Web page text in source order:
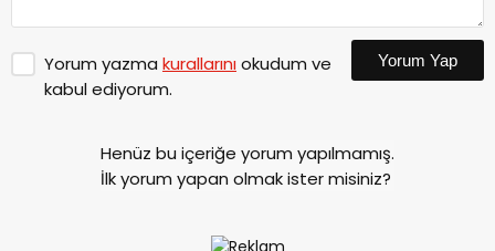
Yorum yazma kurallarınıokudum ve
kabul ediyorum.
Yorum Yap
Henüz bu içeriğe yorum yapılmamış.
İlk yorum yapan olmak ister misiniz?